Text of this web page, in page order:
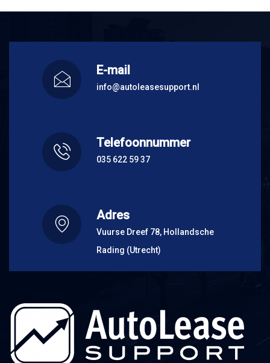
E-mail
info@autoleasesupport.nl
Telefoonnummer
035 622 59 37
Adres
Vuurse Dreef 78, Hollandsche
Rading (Utrecht)